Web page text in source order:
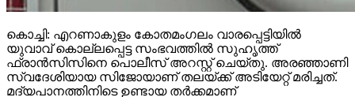
കൊച്ചി: എറണാകുളം കോതമംഗലം വാരപ്പെട്ടിയില്‍
യുവാവ് കൊല്ലപ്പെട്ട സംഭവത്തില്‍ സുഹൃത്ത്
ഫ്രാന്‍സിസിനെ പൊലീസ് അറസ്റ്റ് ചെയ്തു. അരഞ്ഞാണി
സ്വദേശിയായ സിജോയാണ് തലയ്ക്ക് അടിയേറ്റ് മരിച്ചത്.
മദ്യപാനത്തിനിടെ ഉണ്ടായ തര്‍ക്കമാണ്